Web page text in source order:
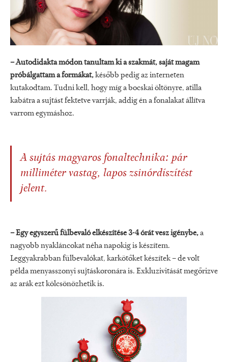
– Autodidakta módon tanultam ki a szakmát, saját magam
próbálgattam a formákat,később pedig az interneten
kutakodtam. Tudni kell, hogy míg a bocskai öltönyre, atilla
kabátra a sujtást fektetve varrják, addig én a fonalakat állítva
varrom egymáshoz.
A sujtás magyaros fonaltechnika: pár
milliméter vastag, lapos zsinórdíszítést
jelent.
– Egy egyszerű fülbevaló elkészítése 3-4 órát vesz igénybe,a
nagyobb nyakláncokat néha napokig is készítem.
Leggyakrabban fülbevalókat, karkötőket készítek – de volt
példa menyasszonyi sujtáskoronára is. Exkluzivitását megőrizve
az arák ezt kölcsönözhetik is.